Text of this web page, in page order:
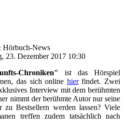
Hörbuch-News
23. Dezember 2017 10:30
Chroniken"
ist das Hörspiel
das sich online hierfindet. Zwei
Interview mit dem berühmten
nimmt der berühmte Autor nur seine
Bestsellern werden lassen? Viele
treffen zudem tatsächlich nach